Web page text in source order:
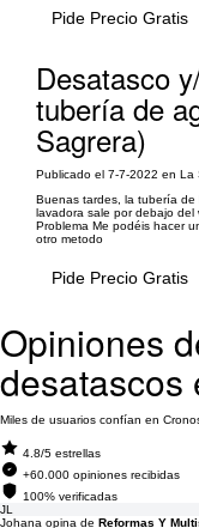
Pide Precio Gratis
Desatasco
tubería de
Sagrera)
Publicado el 7-7-2022 en La
Buenas tardes, la tubería
lavadora sale por debajo del
Problema Me podéis hacer
otro metodo
Pide Precio Gratis
Opiniones
desatascos
Miles de usuarios confían en
4.8/5 estrellas
+60.000 opiniones recibidas
100% verificadas
JL
Johana opina de Reformas Y